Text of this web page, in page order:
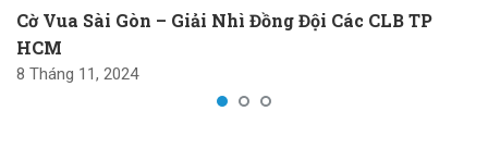
Cờ Vua Sài Gòn – Giải Nhì Đồng Đội Các CLB TP
HCM
8 Tháng 11, 2024